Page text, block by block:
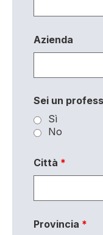
Azienda
Sei un
Sì
No
Città *
Provincia *